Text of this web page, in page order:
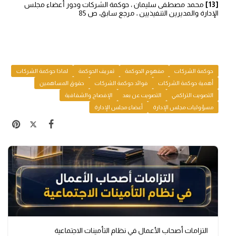
[13]
محمد مصطفى سليمان ، حوكمة الشركات ودور أعضاء مجلس
الإدارة والمديرين التنفيذيين ، مرجع سابق، ص 85
حوكمة الشركات مفهوم الحوكمة تعريف الحوكمة
لماذا حوكمة الشركات
أهمية حوكمة الشركات
فوائد حوكمة الشركات
حقوق المساهمين
التصويت التراكمي
التصويت عن بعد
الإفصاح والشفافية
مسؤوليات مجلس الإدارة
أعضاء مجلس الإدارة
التزامات أصحاب الأعمال في نظام التأمينات الاجتماعية